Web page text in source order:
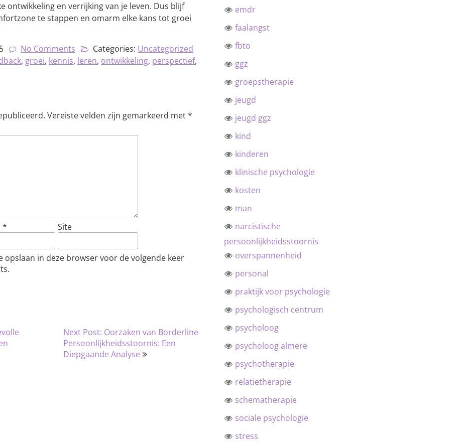
ontwikkeling en verrijking van je leven. Dus blijf
te stappen en omarm elke kans tot groei
No Comments Categories: Uncategorized
, groei, kennis, leren, ontwikkeling, perspectief,
Vereiste velden zijn gemarkeerd met*
* Site
opslaan in deze browser voor de volgende keer
Next Post: Oorzaken van Borderline
Persoonlijkheidsstoornis: Een
Diepgaande Analyse
emdr
faalangst
fbto
ggz
groepstherapie
jeugd
jeugd ggz
kind
kinderen
klinische psychologie
kosten
man
narcistische
persoonlijkheidsstoornis
overspannenheid
personal
praktijk voor psychologie
psychologisch centrum
psycholoog
psycholoog almere
psychotherapie
relatietherapie
schematherapie
sociale psychologie
stress